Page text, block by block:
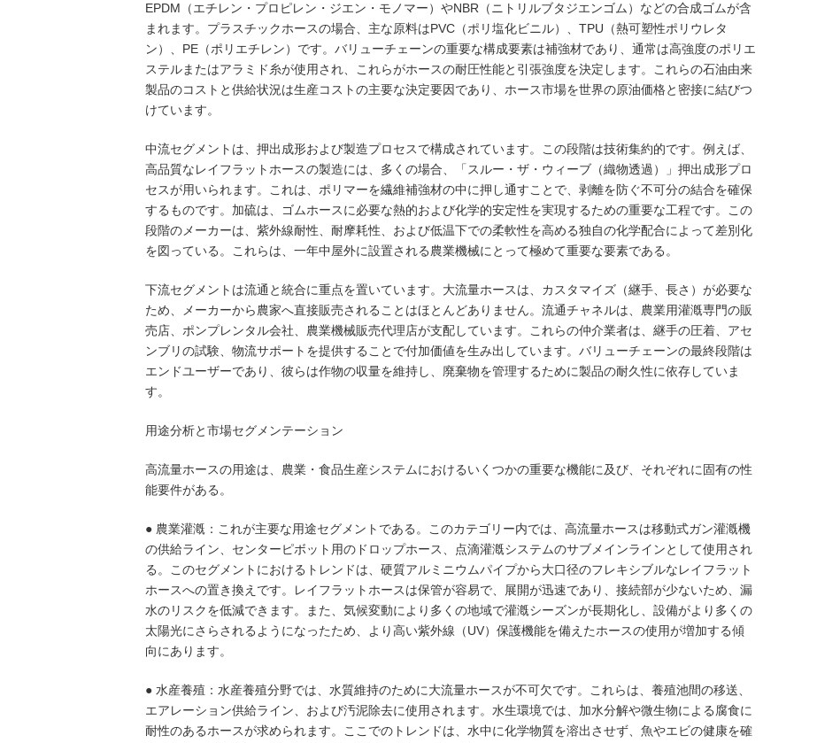
EPDM（エチレン・プロピレン・ジエン・モノマー）やNBR（ニトリルブタジエンゴム）などの合成ゴムが含
まれます。プラスチックホースの場合、主な原料はPVC（ポリ塩化ビニル）、TPU（熱可塑性ポリウレタ
ン）、PE（ポリエチレン）です。バリューチェーンの重要な構成要素は補強材であり、通常は高強度のポリエ
ステルまたはアラミド糸が使用され、これらがホースの耐圧性能と引張強度を決定します。これらの石油由来
製品のコストと供給状況は生産コストの主要な決定要因であり、ホース市場を世界の原油価格と密接に結びつ
けています。
中流セグメントは、押出成形および製造プロセスで構成されています。この段階は技術集約的です。例えば、
高品質なレイフラットホースの製造には、多くの場合、「スルー・ザ・ウィーブ（織物透過）」押出成形プロ
セスが用いられます。これは、ポリマーを繊維補強材の中に押し通すことで、剥離を防ぐ不可分の結合を確保
するものです。加硫は、ゴムホースに必要な熱的および化学的安定性を実現するための重要な工程です。この
段階のメーカーは、紫外線耐性、耐摩耗性、および低温下での柔軟性を高める独自の化学配合によって差別化
を図っている。これらは、一年中屋外に設置される農業機械にとって極めて重要な要素である。
下流セグメントは流通と統合に重点を置いています。大流量ホースは、カスタマイズ（継手、長さ）が必要な
ため、メーカーから農家へ直接販売されることはほとんどありません。流通チャネルは、農業用灌漑専門の販
売店、ポンプレンタル会社、農業機械販売代理店が支配しています。これらの仲介業者は、継手の圧着、アセ
ンブリの試験、物流サポートを提供することで付加価値を生み出しています。バリューチェーンの最終段階は
エンドユーザーであり、彼らは作物の収量を維持し、廃棄物を管理するために製品の耐久性に依存していま
す。
用途分析と市場セグメンテーション
高流量ホースの用途は、農業・食品生産システムにおけるいくつかの重要な機能に及び、それぞれに固有の性
能要件がある。
● 農業灌漑：これが主要な用途セグメントである。このカテゴリー内では、高流量ホースは移動式ガン灌漑機
の供給ライン、センターピボット用のドロップホース、点滴灌漑システムのサブメインラインとして使用され
る。このセグメントにおけるトレンドは、硬質アルミニウムパイプから大口径のフレキシブルなレイフラット
ホースへの置き換えです。レイフラットホースは保管が容易で、展開が迅速であり、接続部が少ないため、漏
水のリスクを低減できます。また、気候変動により多くの地域で灌漑シーズンが長期化し、設備がより多くの
太陽光にさらされるようになったため、より高い紫外線（UV）保護機能を備えたホースの使用が増加する傾
向にあります。
● 水産養殖：水産養殖分野では、水質維持のために大流量ホースが不可欠です。これらは、養殖池間の移送、
エアレーション供給ライン、および汚泥除去に使用されます。水生環境では、加水分解や微生物による腐食に
耐性のあるホースが求められます。ここでのトレンドは、水中に化学物質を溶出させず、魚やエビの健康を確